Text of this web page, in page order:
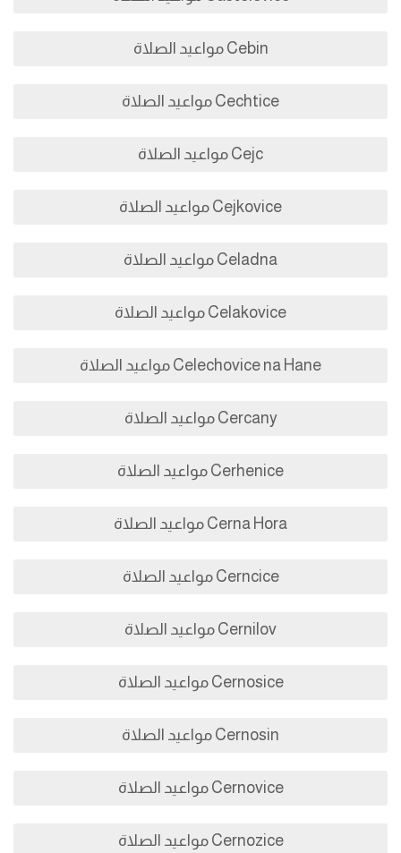
Cebin مواعيد الصلاة
Cechtice مواعيد الصلاة
Cejc مواعيد الصلاة
Cejkovice مواعيد الصلاة
Celadna مواعيد الصلاة
Celakovice مواعيد الصلاة
Celechovice na Hane مواعيد الصلاة
Cercany مواعيد الصلاة
Cerhenice مواعيد الصلاة
Cerna Hora مواعيد الصلاة
Cerncice مواعيد الصلاة
Cernilov مواعيد الصلاة
Cernosice مواعيد الصلاة
Cernosin مواعيد الصلاة
Cernovice مواعيد الصلاة
Cernozice مواعيد الصلاة